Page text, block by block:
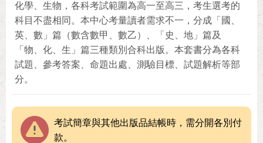
化學、生物，各科考試範圍為高一至高三，考生選考的
科目不盡相同。本中心考量讀者需求不一，分成「國、
英、數」篇（數含數甲、數乙）、「史、地」篇及
「物、化、生」篇三種類別合科出版。本套書分為各科
試題、參考答案、命題出處、測驗目標、試題解析等部
分。
考試簡章與其他出版品結帳時，需分開各別付
款。